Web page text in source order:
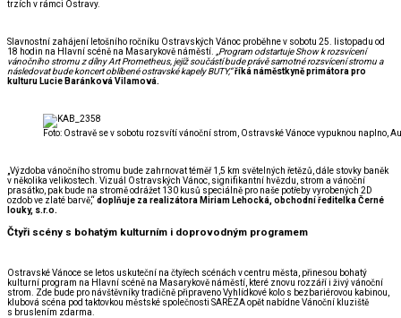
trzích v rámci Ostravy.
Slavnostní zahájení letošního ročníku Ostravských Vánoc proběhne v sobotu 25. listopadu od
18 hodin na Hlavní scéně na Masarykově náměstí. „Program odstartuje Show k rozsvícení
vánočního stromu z dílny Art Prometheus, jejíž součástí bude právě samotné rozsvícení stromu a
následovat bude koncert oblíbené ostravské kapely BUTY,“říká náměstkyně primátora pro
kulturu Lucie Baránková Vilamová.
Foto: Ostravě se v sobotu rozsvítí vánoční strom, Ostravské Vánoce vypuknou naplno,
„Výzdoba vánočního stromu bude zahrnovat téměř 1,5 km světelných řetězů, dále stovky baněk
v několika velikostech. Vizuál Ostravských Vánoc, signifikantní hvězdu, strom a vánoční
prasátko, pak bude na stromě odrážet 130 kusů speciálně pro naše potřeby vyrobených 2D
ozdob ve zlaté barvě,“ doplňuje za realizátora Miriam Lehocká, obchodní ředitelka Černé
louky, s.r.o.
Čtyři scény s bohatým kulturním i doprovodným programem
Ostravské Vánoce se letos uskuteční na čtyřech scénách v centru města, přinesou bohatý
kulturní program na Hlavní scéně na Masarykově náměstí, které znovu rozzáří i živý vánoční
strom. Zde bude pro návštěvníky tradičně připraveno Vyhlídkové kolo s bezbariérovou kabinou,
klubová scéna pod taktovkou městské společnosti SAREZA opět nabídne Vánoční kluziště
s bruslením zdarma.